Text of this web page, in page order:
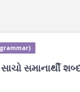
grammar)
સમાનાર્થી